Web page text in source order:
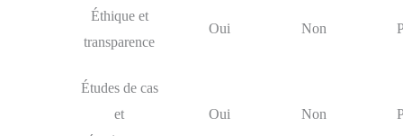
Éthique et
transparence
Oui Non
Études de cas
et
Oui Non